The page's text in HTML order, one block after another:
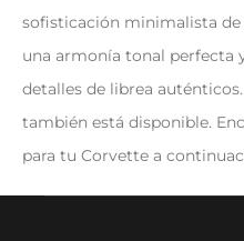
sofisticación minimalista de
una armonía tonal perfecta
detalles de librea
también está disponible.
para tu Corvette a